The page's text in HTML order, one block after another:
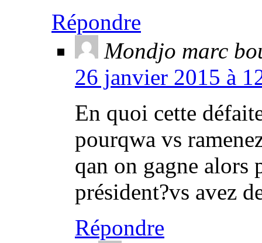
Répondre
Mondjo marc
26 janvier 2015 à
En quoi cette
pourqwa vs
qan on gagne alors
président?vs avez
Répondre